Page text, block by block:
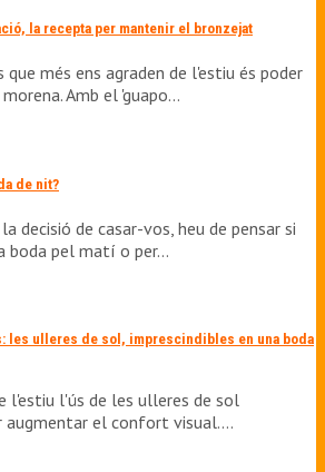
la recepta per mantenir el bronzejat
que més ens agraden de l'estiu és poder
Amb el 'guapo…
de nit?
decisió de casar-vos, heu de pensar si
boda pel matí o per…
les ulleres de sol, imprescindibles en una boda
l'estiu l'ús de les ulleres de sol
augmentar el confort visual.…